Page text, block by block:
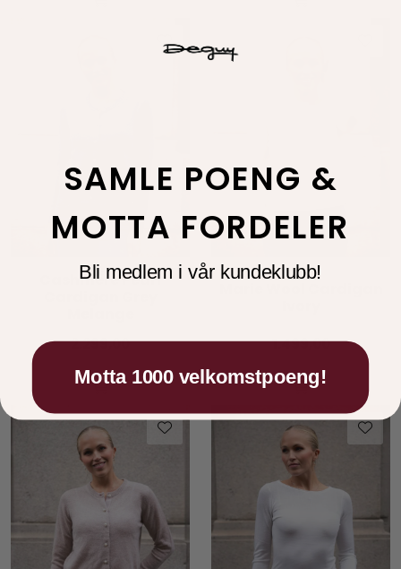
Tricot
Cashmere Pearl
2.299,00
Tricot
1.499,00
SAMLE POENG &
MOTTA FORDELER
Bli medlem i vår kundeklubb!
Motta 1000 velkomstpoeng!